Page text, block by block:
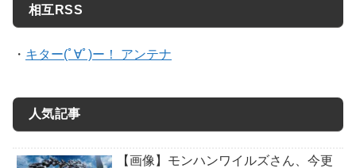
相互RSS
・ キター(ﾟ∀ﾟ)ー！ アンテナ
人気記事
【画像】モンハンワイルズさん、今更